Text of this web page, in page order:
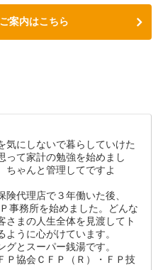
案内はこちら
気にしないで暮らしていけた
って家計の勉強を始めまし
ちゃんと管理してですよ
険代理店で３年働いた後、
事務所を始めました。どんな
さまの人生全体を見渡してト
ように心がけています。
グとスーパー銭湯です。
Ｐ協会ＣＦＰ（Ｒ）・ＦＰ技